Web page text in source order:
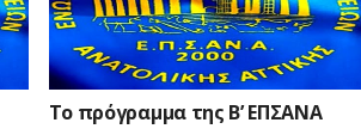
Το πρόγραμμα της Β’ ΕΠΣΑΝΑ